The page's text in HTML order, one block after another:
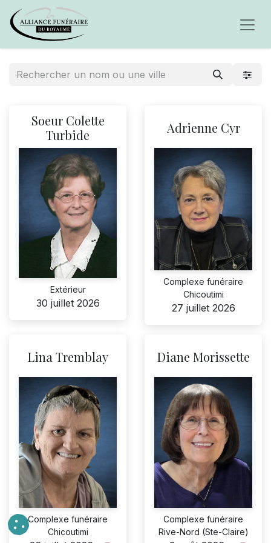
Soeur Colette
Turbide
Extérieur
30 juillet 2026
Adrienne Cyr
Complexe funéraire
Chicoutimi
27 juillet 2026
Lina Tremblay
Complexe funéraire
Chicoutimi
Diane Morissette
Complexe funéraire
Rive-Nord (Ste-Claire)